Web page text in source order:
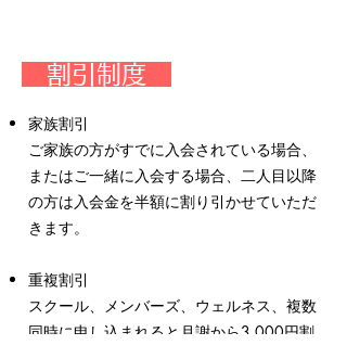
​ 割引制度
家族割引
​ご家族の方がすでに入会されている場合、
またはご一緒に入会する場合、二人目以降
の方は入会金を半額に割り引かせていただ
きます。
重複割引
スクール、メンバーズ、ウェルネス、複数
同時に申し込まれると月謝から3,000円割